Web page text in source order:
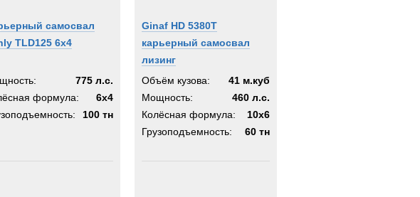
самосвал
TLD125 6x4
775 л.с.
формула:
6x4
100 тн
Ginaf HD 5380T
карьерный самосвал
лизинг
Объём кузова:
41 м.куб
Мощность:
460 л.с.
Колёсная формула:
10x6
Грузоподъемность:
60 тн